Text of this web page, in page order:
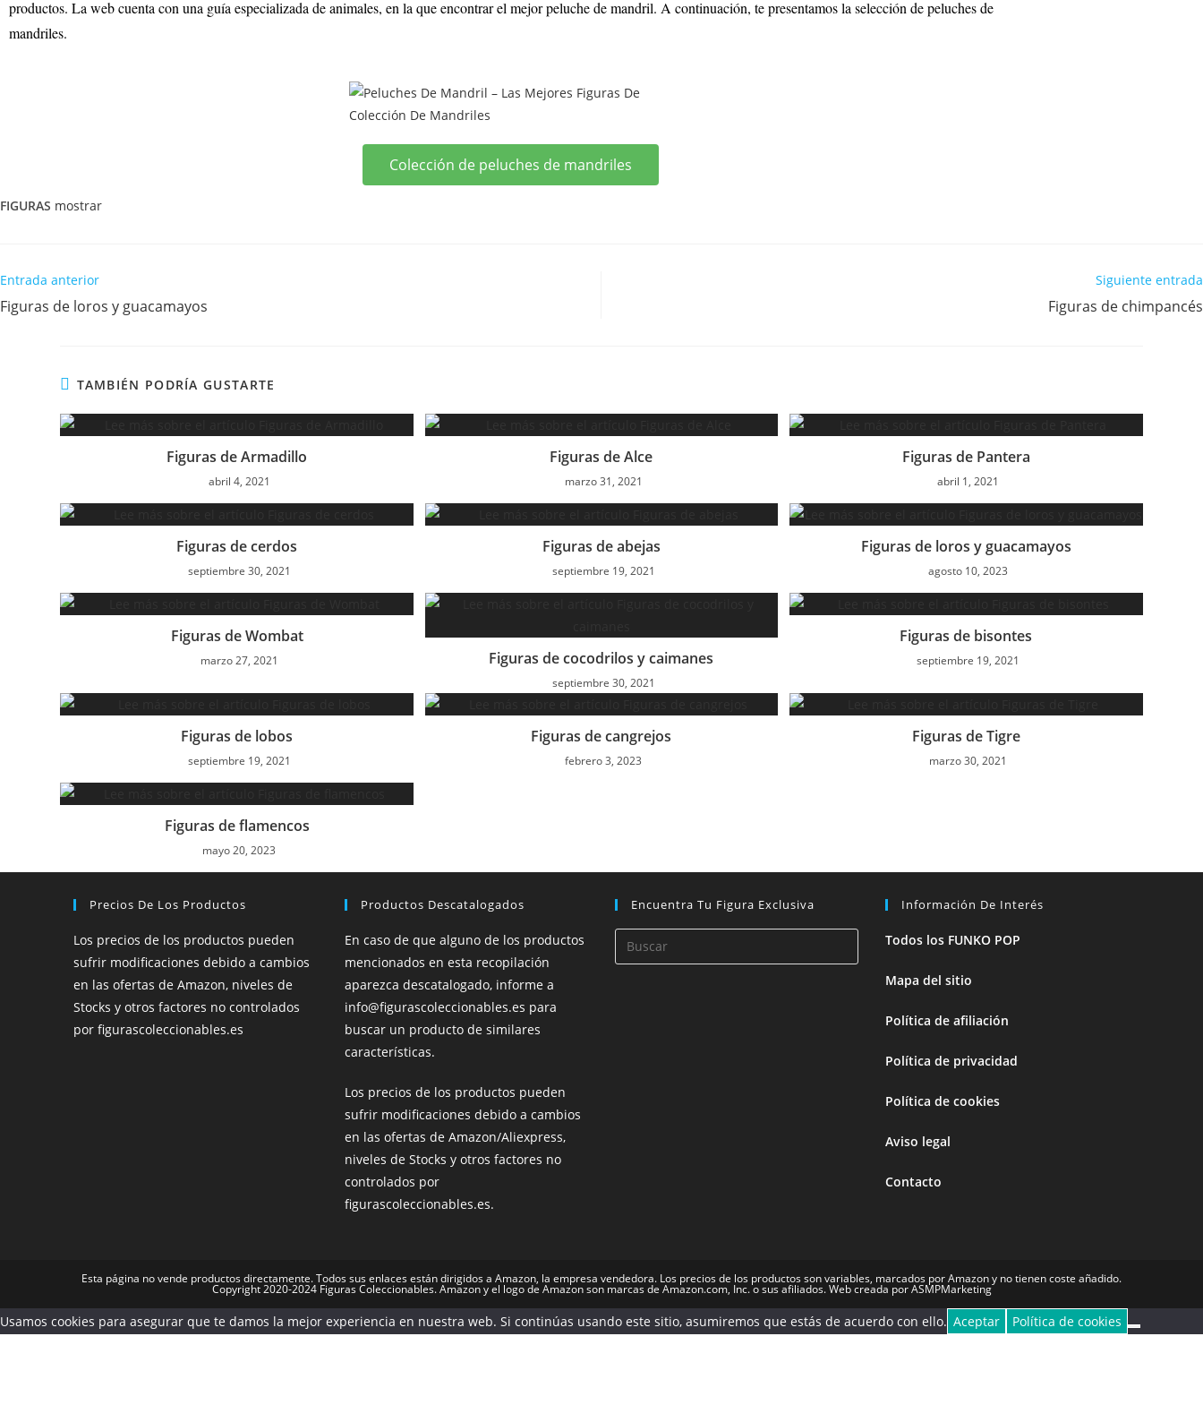
productos. La web cuenta con una guía especializada de animales, en la que encontrar el mejor peluche de mandril. A continuación, te presentamos la selección de peluches de
mandriles.
Colección de peluches de mandriles
FIGURAS mostrar
Entrada anterior
Figuras de loros y guacamayos
Siguiente entrada
Figuras de chimpancés
TAMBIÉN PODRÍA GUSTARTE
Figuras de Armadillo
abril 4, 2021
Figuras de Alce
marzo 31, 2021
Figuras de Pantera
abril 1, 2021
Figuras de cerdos
septiembre 30, 2021
Figuras de abejas
septiembre 19, 2021
Figuras de loros y guacamayos
agosto 10, 2023
Figuras de Wombat
marzo 27, 2021 Figuras de cocodrilos y caimanes
septiembre 30, 2021
Figuras de bisontes
septiembre 19, 2021
Figuras de lobos
septiembre 19, 2021
Figuras de cangrejos
febrero 3, 2023
Figuras de Tigre
marzo 30, 2021
Figuras de flamencos
mayo 20, 2023
Precios De Los Productos
Los precios de los productos pueden
sufrir modificaciones debido a cambios
en las ofertas de Amazon, niveles de
Stocks y otros factores no controlados
por figurascoleccionables.es
Productos Descatalogados
En caso de que alguno de los productos
mencionados en esta recopilación
aparezca descatalogado, informe a
info@figurascoleccionables.es para
buscar un producto de similares
características.
Los precios de los productos pueden
sufrir modificaciones debido a cambios
en las ofertas de Amazon/Aliexpress,
niveles de Stocks y otros factores no
controlados por
figurascoleccionables.es.
Encuentra Tu Figura Exclusiva Información De Interés
Todos los FUNKO POP
Mapa del sitio
Política de afiliación
Política de privacidad
Política de cookies
Aviso legal
Contacto
Esta página no vende productos directamente. Todos sus enlaces están dirigidos a Amazon, la empresa vendedora. Los precios de los productos son variables, marcados por Amazon y no tienen coste añadido.
Copyright 2020-2024 Figuras Coleccionables. Amazon y el logo de Amazon son marcas de Amazon.com, Inc. o sus afiliados. Web creada por ASMPMarketing
Usamos cookies para asegurar que te damos la mejor experiencia en nuestra web. Si continúas usando este sitio, asumiremos que estás de acuerdo con ello. Aceptar Política de cookies